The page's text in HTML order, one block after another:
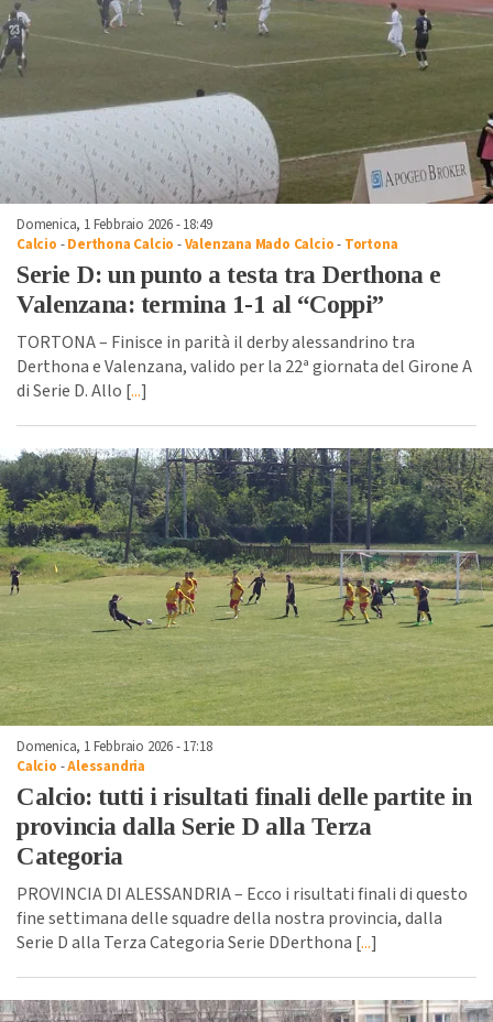
Domenica, 1 Febbraio 2026 - 18:49
Calcio -Derthona Calcio -Valenzana Mado Calcio- Tortona
Serie D: un punto a testa tra Derthona e
Valenzana: termina 1-1 al “Coppi”
TORTONA – Finisce in parità il derby alessandrino tra
Derthona e Valenzana, valido per la 22ª giornata del Girone A
di Serie D. Allo [...]
Domenica, 1 Febbraio 2026 - 17:18
Calcio -Alessandria
Calcio: tutti i risultati finali delle partite in
provincia dalla Serie D alla Terza
Categoria
PROVINCIA DI ALESSANDRIA – Ecco i risultati finali di questo
fine settimana delle squadre della nostra provincia, dalla
Serie D alla Terza Categoria Serie DDerthona [...]